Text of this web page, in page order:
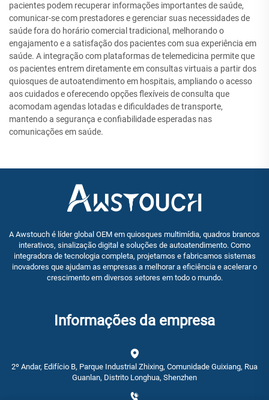
pacientes podem recuperar informações importantes de saúde,
comunicar-se com prestadores e gerenciar suas necessidades de
saúde fora do horário comercial tradicional, melhorando o
engajamento e a satisfação dos pacientes com sua experiência em
saúde. A integração com plataformas de telemedicina permite que
os pacientes entrem diretamente em consultas virtuais a partir dos
quiosques de autoatendimento em hospitais, ampliando o acesso
aos cuidados e oferecendo opções flexíveis de consulta que
acomodam agendas lotadas e dificuldades de transporte,
mantendo a segurança e confiabilidade esperadas nas
comunicações em saúde.
A Awstouch é líder global OEM em quiosques multimídia, quadros brancos
interativos, sinalização digital e soluções de autoatendimento. Como
integradora de tecnologia completa, projetamos e fabricamos sistemas
inovadores que ajudam as empresas a melhorar a eficiência e acelerar o
crescimento em diversos setores em todo o mundo.
Informações da empresa
2º Andar, Edifício B, Parque Industrial Zhixing, Comunidade Guixiang, Rua
Guanlan, Distrito Longhua, Shenzhen